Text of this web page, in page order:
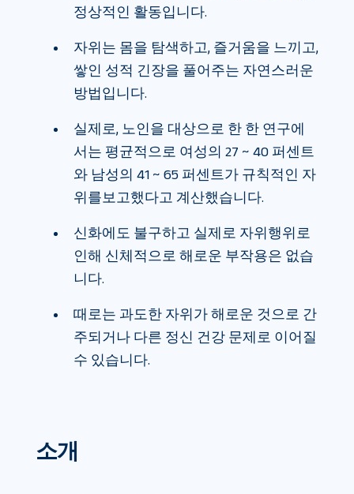
정상적인 활동입니다.
자위는 몸을 탐색하고, 즐거움을 느끼고,
쌓인 성적 긴장을 풀어주는 자연스러운
방법입니다.
실제로, 노인을 대상으로 한 한 연구에
서는 평균적으로 여성의 27 ~ 40 퍼센트
와 남성의 41 ~ 65 퍼센트가 규칙적인 자
위를보고했다고 계산했습니다.
신화에도 불구하고 실제로 자위행위로
인해 신체적으로 해로운 부작용은 없습
니다.
때로는 과도한 자위가 해로운 것으로 간
주되거나 다른 정신 건강 문제로 이어질
수 있습니다.
소개